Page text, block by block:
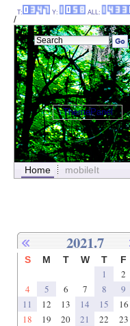
/
Home mobileIt
2021.7
S M T W T F
1 2
4
5 6 7 8 9
11
12 13 14 15 16
18
19 20 21 22 23
T: Y: ALL:
ThemePanel